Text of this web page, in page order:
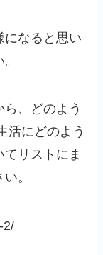
になると思い
、どのよう
活にどのよう
リストにま
。
2/